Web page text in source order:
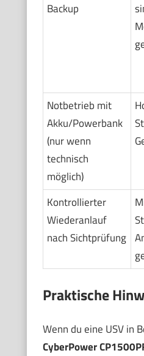
Backup
Notbetrieb mit
Akku/Powerbank
(nur wenn
technisch
möglich)
Kontrollierter
Wiederanlauf
nach Sichtprüfung
Praktische
Wenn du eine USV in
CyberPower